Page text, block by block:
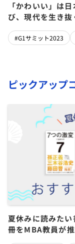
「かわいい」は
び、現代を生き
深井龍之介×藤
#G1サミット2023
ピックアップ
夏休みに読みた
冊をMBA教員が